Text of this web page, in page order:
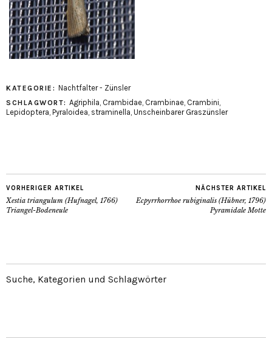
KATEGORIE: Nachtfalter - Zünsler
SCHLAGWORT: Agriphila, Crambidae, Crambinae, Crambini,
Lepidoptera, Pyraloidea, straminella, Unscheinbarer Graszünsler
VORHERIGER ARTIKEL
Xestia triangulum (Hufnagel, 1766)
Triangel-Bodeneule
NÄCHSTER ARTIKEL
Ecpyrrhorrhoe rubiginalis (Hübner, 1796)
Pyramidale Motte
Suche, Kategorien und Schlagwörter